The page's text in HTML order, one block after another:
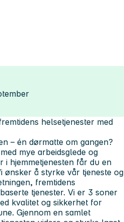
helsetjenester med
– én dørmatte om gangen?
mye arbeidsglede og
i hjemmetjenesten får du en
ønsker å styrke vår tjeneste og
fremtidens
tjenester. Vi er 3 soner
kvalitet og sikkerhet for
Gjennom en samlet